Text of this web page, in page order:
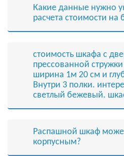
Какие данные нужно
расчета стоимости на
стоимость шкафа с
прессованной
ширина 1м 20 см и
Внутри 3 полки.
светлый бежевый.
Распашной шкаф
корпусным?